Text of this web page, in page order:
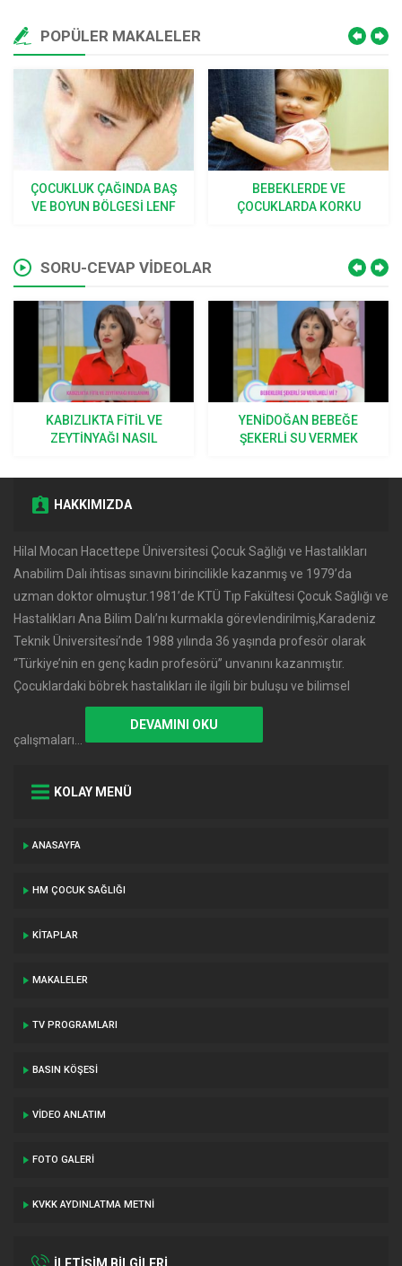
POPÜLER MAKALELER
BEBEKLERDE VE
ÇOCUKLARDA KORKU
SINEK, BÖCEK ISIRMALARI
VE SOKMALARI
SORU-CEVAP VİDEOLAR
YENIDOĞAN BEBEĞE
ŞEKERLI SU VERMEK
BEBEKLERDE HANGI
KUSMALAR NORMAL
HAKKIMIZDA
Hilal Mocan Hacettepe Üniversitesi Çocuk Sağlığı ve Hastalıkları
Anabilim Dalı ihtisas sınavını birincilikle kazanmış ve 1979’da
uzman doktor olmuştur.1981’de KTÜ Tıp Fakültesi Çocuk Sağlığı ve
Hastalıkları Ana Bilim Dalı’nı kurmakla görevlendirilmiş,Karadeniz
Teknik Üniversitesi’nde 1988 yılında 36 yaşında profesör olarak
‘‘Türkiye’nin en genç kadın profesörü’’ unvanını kazanmıştır.
Çocuklardaki böbrek hastalıkları ile ilgili bir buluşu ve bilimsel
çalışmaları…
DEVAMINI OKU
KOLAY MENÜ
ANASAYFA
HM ÇOCUK SAĞLIĞI
KITAPLAR
MAKALELER
TV PROGRAMLARI
BASIN KÖŞESI
VIDEO ANLATIM
FOTO GALERI
KVKK AYDINLATMA METNI